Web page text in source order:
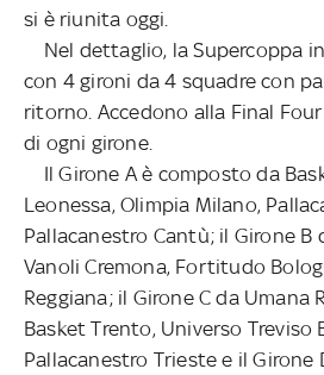
si è riunita oggi.
Nel dettaglio, la Supercoppa
con 4 gironi da 4 squadre con
ritorno. Accedono alla Final
di ogni girone.
Il Girone A è composto da
Leonessa, Olimpia Milano,
Pallacanestro Cantù; il Girone B
Vanoli Cremona, Fortitudo
Reggiana; il Girone C da Umana
Basket Trento, Universo Treviso
Pallacanestro Trieste e il Girone